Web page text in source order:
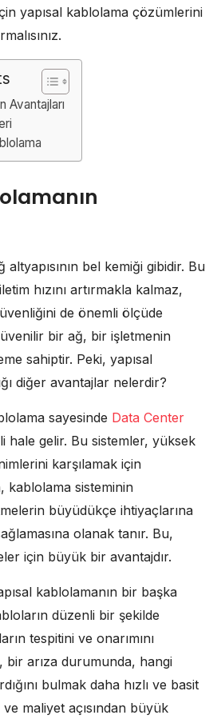
yapısal kablolama çözümlerini
Avantajları
altyapısının bel kemiği gibidir. Bu
hızını artırmakla kalmaz,
de önemli ölçüde
bir ağ, bir işletmenin
sahiptir. Peki, yapısal
diğer avantajlar nelerdir?
sayesinde Data Center
hale gelir. Bu sistemler, yüksek
karşılamak için
kablolama sisteminin
büyüdükçe ihtiyaçlarına
olanak tanır. Bu,
için büyük bir avantajdır.
kablolamanın bir başka
düzenli bir şekilde
tespitini ve onarımını
bir arıza durumunda, hangi
bulmak daha hızlı ve basit
maliyet açısından büyük